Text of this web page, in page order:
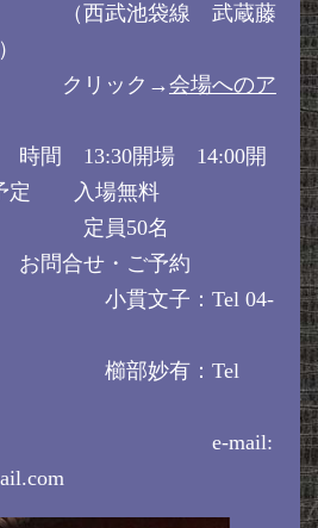
袋線 武蔵藤
ク→会場へのア
開場 14:00開
定 入場無料
名
・ご予約
：Tel 04-
有：Tel